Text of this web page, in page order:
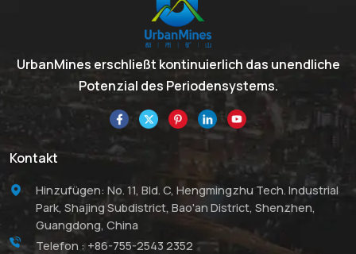
UrbanMines erschließt kontinuierlich das unendliche
Potenzial des Periodensystems.
Kontakt
Hinzufügen: No. 11, Bld. C, Hengmingzhu Tech. Industrial
Park, Shajing Subdistrict, Bao'an District, Shenzhen,
Guangdong, China
Telefon : +86-755-2543 2352